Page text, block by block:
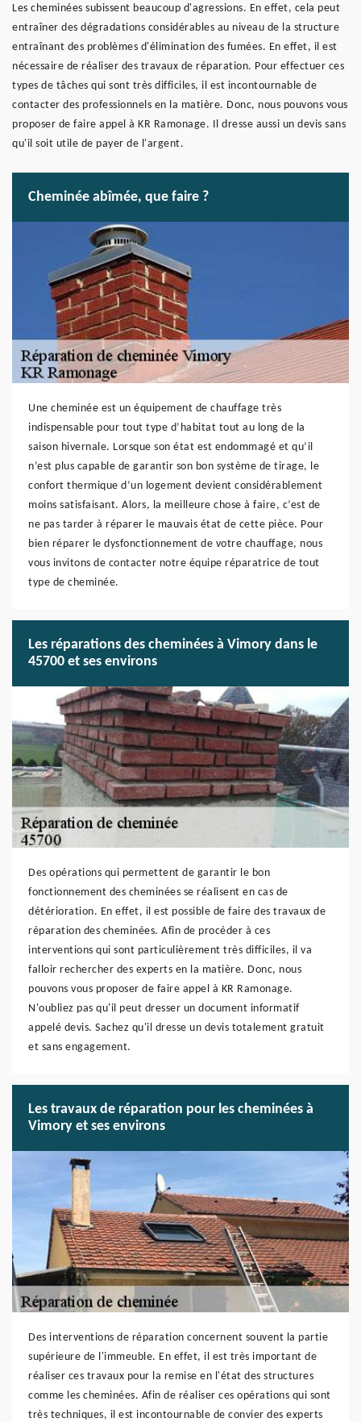
Les cheminées subissent beaucoup d'agressions. En effet, cela peut
entraîner des dégradations considérables au niveau de la structure
entraînant des problèmes d'élimination des fumées. En effet, il est
nécessaire de réaliser des travaux de réparation. Pour effectuer ces
types de tâches qui sont très difficiles, il est incontournable de
contacter des professionnels en la matière. Donc, nous pouvons vous
proposer de faire appel à KR Ramonage. Il dresse aussi un devis sans
qu'il soit utile de payer de l'argent.
Cheminée abîmée, que faire ?
Une cheminée est un équipement de chauffage très
indispensable pour tout type d’habitat tout au long de la
saison hivernale. Lorsque son état est endommagé et qu’il
n’est plus capable de garantir son bon système de tirage, le
confort thermique d’un logement devient considérablement
moins satisfaisant. Alors, la meilleure chose à faire, c’est de
ne pas tarder à réparer le mauvais état de cette pièce. Pour
bien réparer le dysfonctionnement de votre chauffage, nous
vous invitons de contacter notre équipe réparatrice de tout
type de cheminée.
Les réparations des cheminées à Vimory dans le
45700 et ses environs
Des opérations qui permettent de garantir le bon
fonctionnement des cheminées se réalisent en cas de
détérioration. En effet, il est possible de faire des travaux de
réparation des cheminées. Afin de procéder à ces
interventions qui sont particulièrement très difficiles, il va
falloir rechercher des experts en la matière. Donc, nous
pouvons vous proposer de faire appel à KR Ramonage.
N'oubliez pas qu'il peut dresser un document informatif
appelé devis. Sachez qu'il dresse un devis totalement gratuit
et sans engagement.
Les travaux de réparation pour les cheminées à
Vimory et ses environs
Des interventions de réparation concernent souvent la partie
supérieure de l'immeuble. En effet, il est très important de
réaliser ces travaux pour la remise en l'état des structures
comme les cheminées. Afin de réaliser ces opérations qui sont
très techniques, il est incontournable de convier des experts